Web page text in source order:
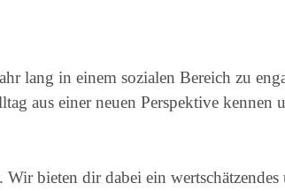
lang in einem sozialen Bereich zu
aus einer neuen Perspektive kennen
bieten dir dabei ein